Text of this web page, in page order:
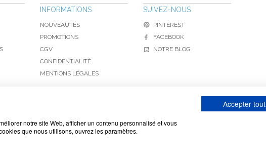
INFORMATIONS
NOUVEAUTÉS
PROMOTIONS
CGV
CONFIDENTIALITÉ
MENTIONS LÉGALES
SUIVEZ-NOUS
PINTEREST
FACEBOOK
NOTRE BLOG
notre site Web, afficher un contenu personnalisé et vous
que nous utilisons, ouvrez les paramètres.
Accepter tout